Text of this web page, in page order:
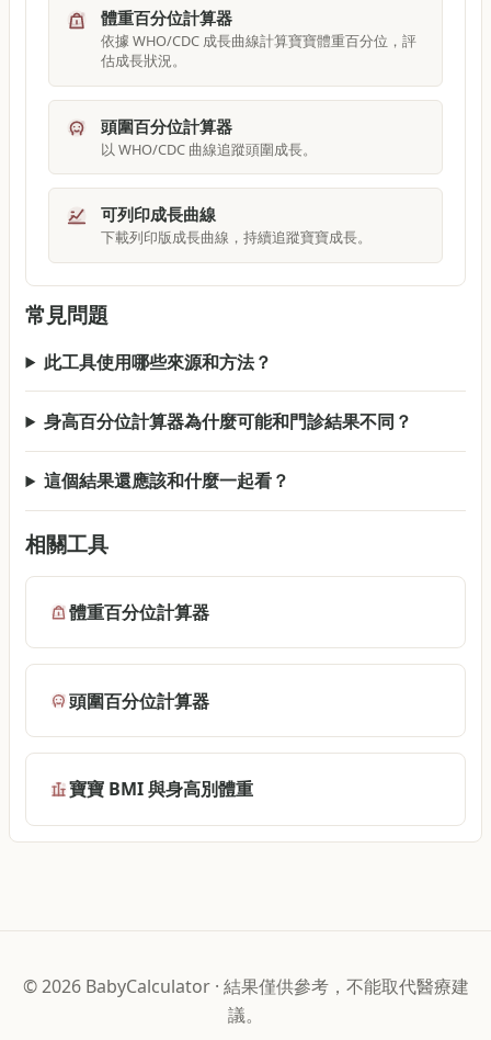
體重百分位計算器
依據 WHO/CDC 成長曲線計算寶寶體重百分位，評
估成長狀況。
頭圍百分位計算器
以 WHO/CDC 曲線追蹤頭圍成長。
可列印成長曲線
下載列印版成長曲線，持續追蹤寶寶成長。
常見問題
此工具使用哪些來源和方法？
身高百分位計算器為什麼可能和門診結果不同？
這個結果還應該和什麼一起看？
相關工具
體重百分位計算器
頭圍百分位計算器
寶寶 BMI 與身高別體重
©2026 BabyCalculator· 結果僅供參考，不能取代醫療建
議。